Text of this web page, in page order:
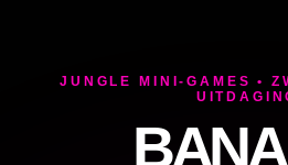
JUNGLE MINI-GAMES •